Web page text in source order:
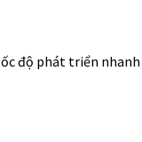
độ phát triển